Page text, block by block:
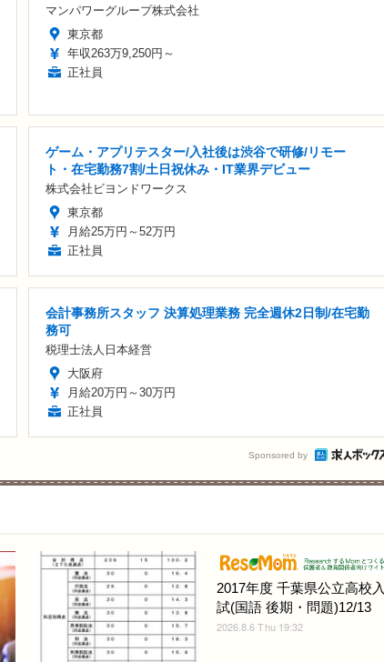
マンパワーグループ株式会社
東京都
年収263万9,250円～
正社員
ゲーム・アプリテスター/入社後は渋谷で研修/リモー
ト・在宅勤務7割/土日祝休み・IT業界デビュー
株式会社ビヨンドワークス
東京都
月給25万円～52万円
正社員
会計事務所スタッフ 決算処理業務 完全週休2日制/在宅勤
務可
税理士法人日本経営
大阪府
月給20万円～30万円
正社員
Sponsored by
2017年度 千葉県公立高校入
試(国語 後期・問題)12/13
2026.8.6 Thu 19:32